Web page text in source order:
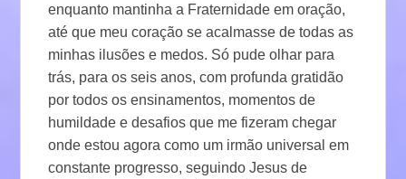
enquanto mantinha a Fraternidade em oração,
até que meu coração se acalmasse de todas as
minhas ilusões e medos. Só pude olhar para
trás, para os seis anos, com profunda gratidão
por todos os ensinamentos, momentos de
humildade e desafios que me fizeram chegar
onde estou agora como um irmão universal em
constante progresso, seguindo Jesus de